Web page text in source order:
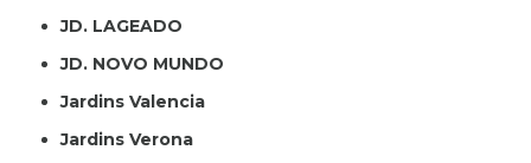
JD. LAGEADO
JD. NOVO MUNDO
Jardins Valencia
Jardins Verona